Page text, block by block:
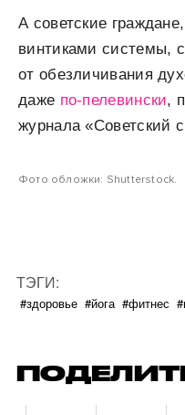
А советские
винтиками системы,
от обезличивания
даже по-пелевински,
журнала «Советский
Фото обложки: Shutterstock.
ТЭГИ:
#здоровье #йога #фитнес